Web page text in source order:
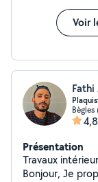
Voir
Présentation
Travaux intérieurs Placo, peinture, sols & petits
Bonjour, Je